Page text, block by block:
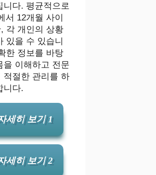
니다. 평균적으로
서 12개월 사이
각 개인의 상황
있을 수 있습니
한 정보를 바탕
을 이해하고 전문
적절한 관리를 하
니다.
세히 보기 1
세히 보기 2